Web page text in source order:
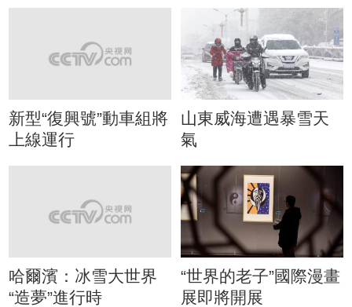
新型“復興號”動車組將
上線運行
山東威海遭遇暴雪天
氣
哈爾濱：冰雪大世界
“造夢”進行時
“世界的老子”國際漫畫
展即將開展